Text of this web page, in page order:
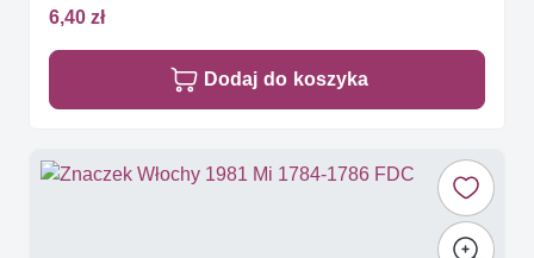
6,40 zł
Dodaj do koszyka